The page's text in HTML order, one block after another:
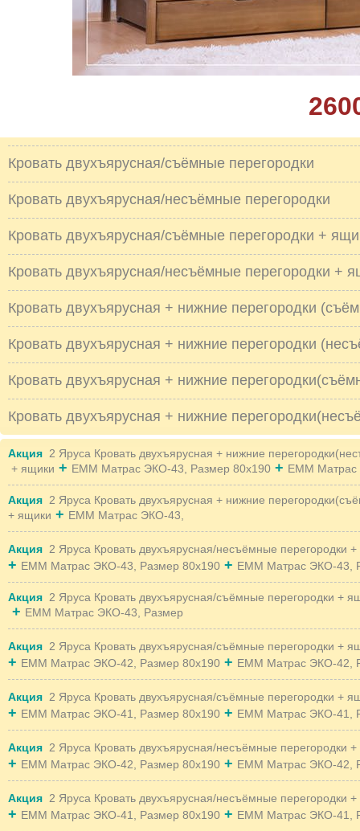
Кровать двухъярусная/съёмные перегородки
Кровать двухъярусная/несъёмные перегородки
Кровать двухъярусная/съёмные перегородки +
Кровать двухъярусная/несъёмные перегородки +
Кровать двухъярусная + нижние перегородки
Кровать двухъярусная + нижние перегородки
Кровать двухъярусная + нижние
Кровать двухъярусная + нижние
Акция 2 Яруса Кровать двухъярусная + нижние
+ ящики + EMM Матрас ЭКО-43, Размер 80x190 + EMM
Акция 2 Яруса Кровать двухъярусная + нижние
+ ящики + EMM Матрас ЭКО-43,
Акция 2 Яруса Кровать двухъярусная/несъёмные перегородки
+ EMM Матрас ЭКО-43, Размер 80x190 + EMM Матрас ЭКО-43,
Акция 2 Яруса Кровать двухъярусная/съёмные перегородки +
+ EMM Матрас ЭКО-43, Размер
Акция 2 Яруса Кровать двухъярусная/съёмные перегородки +
+ EMM Матрас ЭКО-42, Размер 80x190 + EMM Матрас ЭКО-42,
Акция 2 Яруса Кровать двухъярусная/съёмные перегородки +
+ EMM Матрас ЭКО-41, Размер 80x190 + EMM Матрас ЭКО-41,
Акция 2 Яруса Кровать двухъярусная/несъёмные перегородки
+ EMM Матрас ЭКО-42, Размер 80x190 + EMM Матрас ЭКО-42,
Акция 2 Яруса Кровать двухъярусная/несъёмные перегородки
+ EMM Матрас ЭКО-41, Размер 80x190 + EMM Матрас ЭКО-41,